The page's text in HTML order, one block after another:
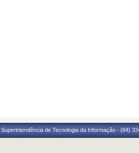
Superintendência de Tecnologia da Informação - (84)